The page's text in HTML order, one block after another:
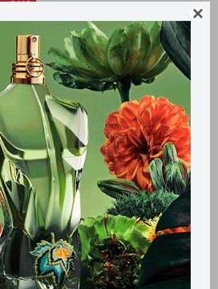

2 HS
Snob x120 toallas
000544
75
$ 53
$ 60
2 rollos x60 toallas.
y costos de envío